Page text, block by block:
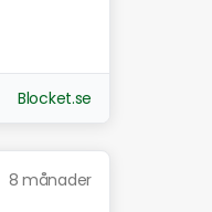
Blocket.se
8 månader